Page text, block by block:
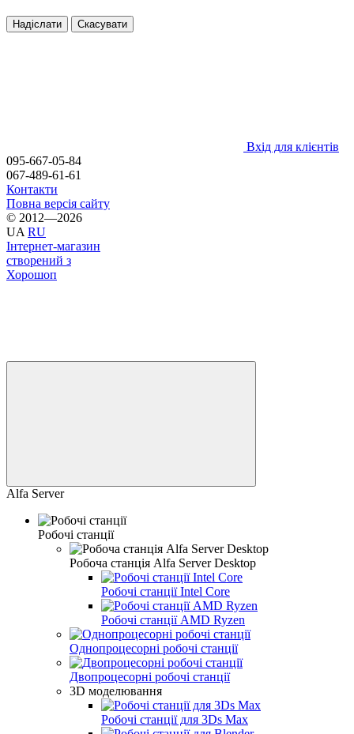
Надіслати Скасувати
Вхід для клієнтів
095-667-05-84
067-489-61-61
Контакти
Повна версія сайту
© 2012—2026
UA RU
Інтернет-магазин
створений з
Хорошоп
Alfa Server
Робочі станції
Робоча станція Alfa Server Desktop
Робочі станції Intel Core
Робочі станції AMD Ryzen
Однопроцесорні робочі станції
Двопроцесорні робочі станції
3D моделювання
Робочі станції для 3Ds Max